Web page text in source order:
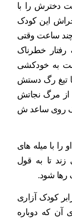
دخترش را با
این کودک
چند ساعت وقتی
خطرناک
به خودکشی
تیغ رگ دستش
از مرگ نجاتش
روی ساعد ش
را با میله های
تا به قول
رها شود.
کودک آزاری
که دوباره